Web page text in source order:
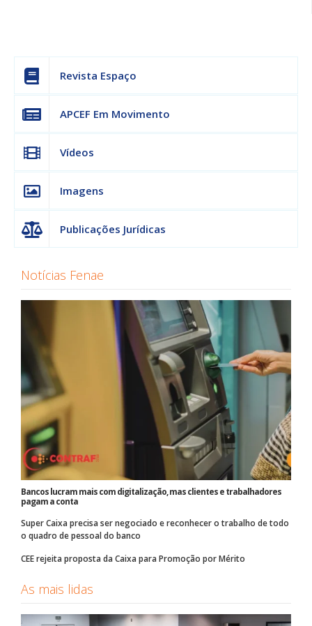
Revista Espaço
APCEF Em Movimento
Vídeos
Imagens
Publicações Jurídicas
Notícias Fenae
Bancos lucram mais com digitalização, mas clientes e trabalhadores
pagam a conta
Super Caixa precisa ser negociado e reconhecer o trabalho de todo
o quadro de pessoal do banco
CEE rejeita proposta da Caixa para Promoção por Mérito
As mais lidas